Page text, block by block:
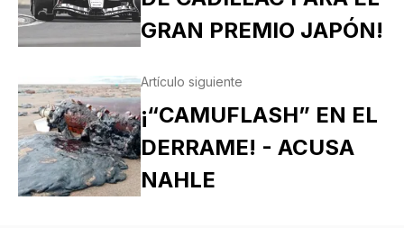
GRAN PREMIO JAPÓN!
Artículo siguiente
¡“CAMUFLASH” EN EL
DERRAME! - ACUSA
NAHLE